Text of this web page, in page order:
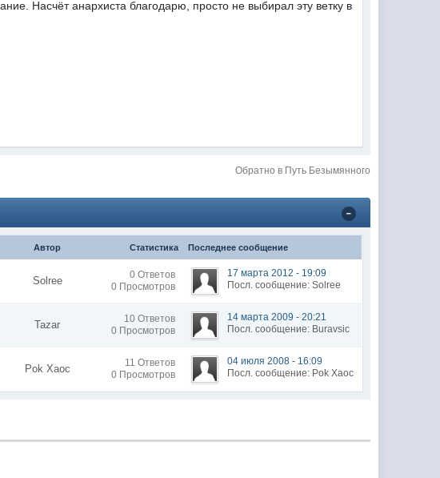
Насчёт анархиста благодарю, просто не выбирал эту ветку в
Обратно в Путь Безымянного
Автор Статистика Последнее сообщение
Solree
0 Ответов
0 Просмотров
17 марта 2012 - 19:09
Посл. сообщение: Solree
Tazar
10 Ответов
0 Просмотров
14 марта 2009 - 20:21
Посл. сообщение: Buravsic
Pok Xaoc
11 Ответов
0 Просмотров
04 июля 2008 - 16:09
Посл. сообщение: Pok Xaoc